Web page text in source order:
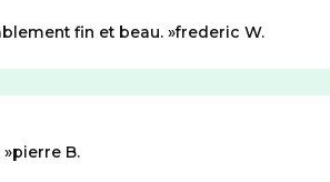
fin et beau. frederic W.
pierre B.